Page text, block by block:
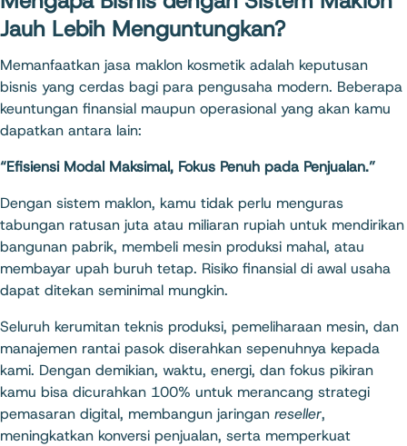
Jauh Lebih Menguntungkan?
Memanfaatkan jasa maklon kosmetik adalah keputusan
bisnis yang cerdas bagi para pengusaha modern. Beberapa
keuntungan finansial maupun operasional yang akan kamu
dapatkan antara lain:
“Efisiensi Modal Maksimal, Fokus Penuh pada Penjualan.”
Dengan sistem maklon, kamu tidak perlu menguras
tabungan ratusan juta atau miliaran rupiah untuk mendirikan
bangunan pabrik, membeli mesin produksi mahal, atau
membayar upah buruh tetap. Risiko finansial di awal usaha
dapat ditekan seminimal mungkin.
Seluruh kerumitan teknis produksi, pemeliharaan mesin, dan
manajemen rantai pasok diserahkan sepenuhnya kepada
kami. Dengan demikian, waktu, energi, dan fokus pikiran
kamu bisa dicurahkan 100% untuk merancang strategi
pemasaran digital, membangun jaringan reseller,
meningkatkan konversi penjualan, serta memperkuat